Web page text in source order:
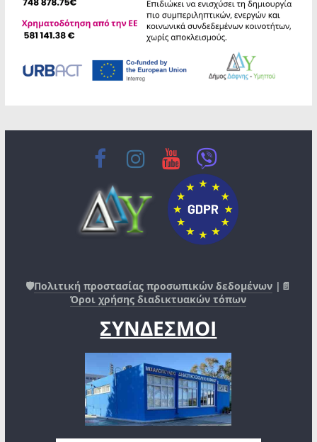
🛡️Πολιτική προστασίας προσωπικών δεδομένων |📄
Όροι χρήσης διαδικτυακών τόπων
ΣΥΝΔΕΣΜΟΙ